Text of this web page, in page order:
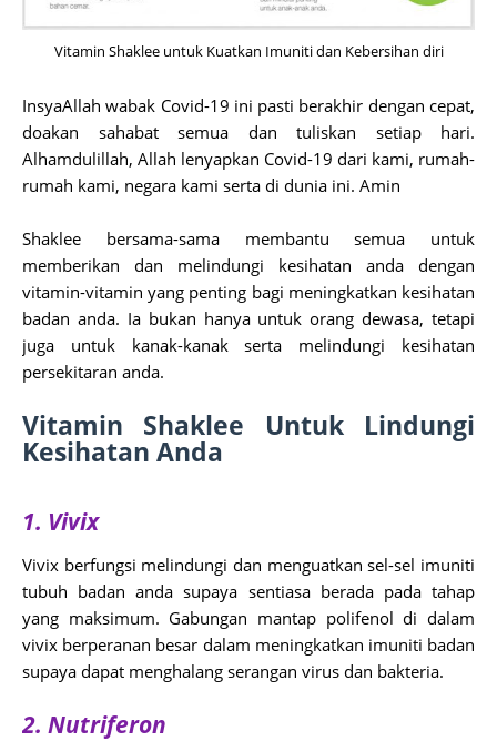
Vitamin Shaklee untuk Kuatkan Imuniti dan Kebersihan diri
InsyaAllah wabak Covid-19 ini pasti berakhir dengan cepat,
doakan sahabat semua dan tuliskan setiap hari.
Alhamdulillah, Allah lenyapkan Covid-19 dari kami, rumah-
rumah kami, negara kami serta di dunia ini. Amin
Shaklee bersama-sama membantu semua untuk
memberikan dan melindungi kesihatan anda dengan
vitamin-vitamin yang penting bagi meningkatkan kesihatan
badan anda. Ia bukan hanya untuk orang dewasa, tetapi
juga untuk kanak-kanak serta melindungi kesihatan
persekitaran anda.
Vitamin Shaklee Untuk Lindungi
Kesihatan Anda
1. Vivix
Vivix berfungsi melindungi dan menguatkan sel-sel imuniti
tubuh badan anda supaya sentiasa berada pada tahap
yang maksimum. Gabungan mantap polifenol di dalam
vivix berperanan besar dalam meningkatkan imuniti badan
supaya dapat menghalang serangan virus dan bakteria.
2. Nutriferon